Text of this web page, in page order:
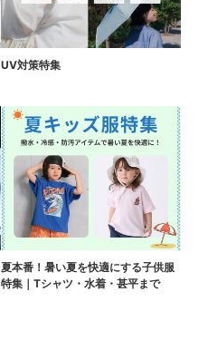
UV対策特集
夏本番！暑い夏を快適にする子供服
特集｜Tシャツ・水着・甚平まで